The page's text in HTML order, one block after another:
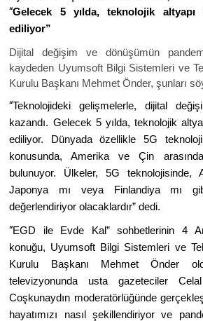
“Gelecek 5 yılda, teknolojik
ediliyor”
Dijital değişim ve dönüşümün
kaydeden Uyumsoft Bilgi Sistemleri ve
Kurulu Başkanı Mehmet Önder, şunları
“Teknolojideki gelişmelerle, dijital
kazandı. Gelecek 5 yılda, teknolojik
ediliyor. Dünyada özellikle 5G
konusunda, Amerika ve Çin
bulunuyor. Ülkeler, 5G teknolojisinde,
Japonya mı veya Finlandiya mı
değerlendiriyor olacaklardır” dedi.
“EGD ile Evde Kal” sohbetlerinin 4
konuğu, Uyumsoft Bilgi Sistemleri ve
Kurulu Başkanı Mehmet Önder
televizyonunda usta gazeteciler
Coşkunaydın moderatörlüğünde
hayatımızı nasıl şekillendiriyor ve